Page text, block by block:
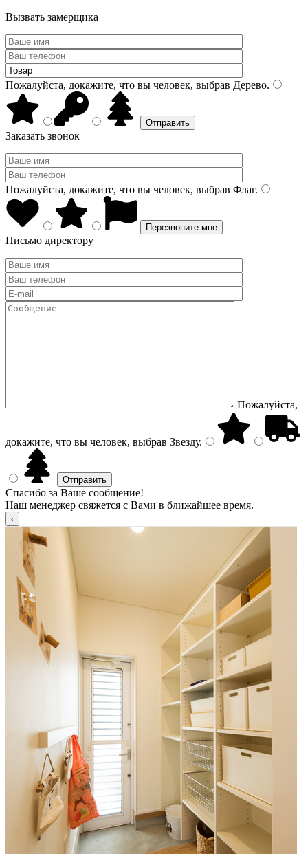
Вызвать замерщика
Пожалуйста, докажите, что вы человек, выбрав Дерево.
Заказать звонок
Пожалуйста, докажите, что вы человек, выбрав Флаг.
Письмо директору
Пожалуйста,
докажите, что вы человек, выбрав Звезду.
Спасибо за Ваше сообщение!
Наш менеджер свяжется с Вами в ближайшее время.